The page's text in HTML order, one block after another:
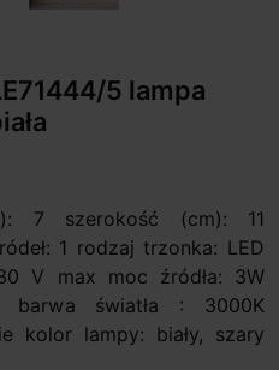
5 lampa
7 szerokość (cm): 11
1 rodzaj trzonka: LED
V max moc źródła: 3W
barwa światła : 3000K
kolor lampy: biały, szary